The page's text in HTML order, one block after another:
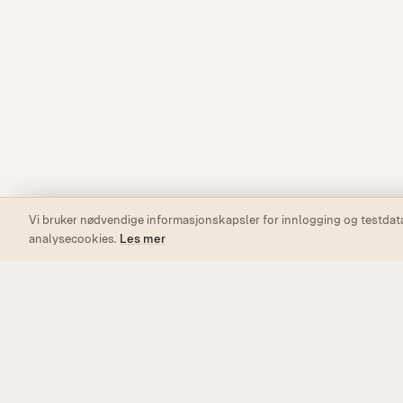
Vi bruker nødvendige informasjonskapsler for innlogging og
analysecookies. Les mer